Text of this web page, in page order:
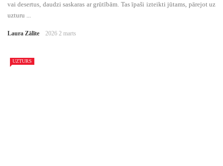
vai desertus, daudzi saskaras ar grūtībām. Tas īpaši izteikti jūtams, pārejot uz
uzturu ...
Laura Zālīte 2026 2 marts
UZTURS